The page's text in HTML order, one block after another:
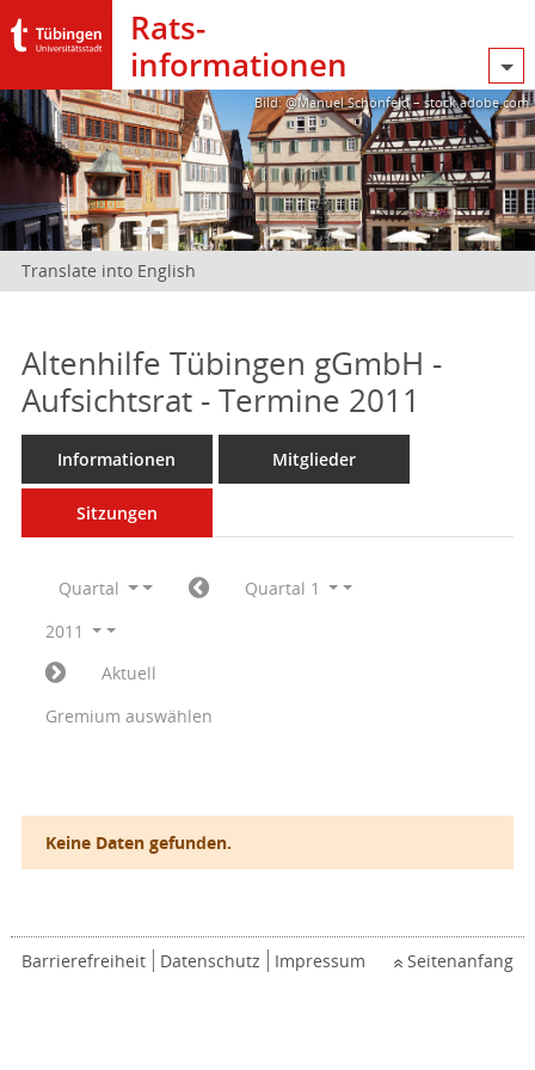
Rats­
informationen
Bild: @Manuel Schönfeld – stock.adobe.com
Translate into English
Altenhilfe Tübingen gGmbH -
Aufsichtsrat - Termine 2011
Informationen Mitglieder
Sitzungen
Quartal
Quartal 1
2011
Aktuell
Gremium auswählen
Keine Daten gefunden.
Barrierefreiheit Datenschutz Impressum Seitenanfang